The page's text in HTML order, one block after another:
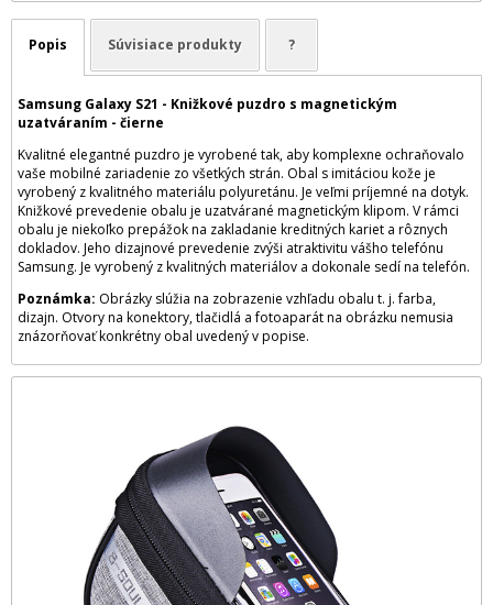
Popis Súvisiace produkty ?
Samsung Galaxy S21 - Knižkové puzdro s magnetickým
uzatváraním - čierne
Kvalitné elegantné puzdro je vyrobené tak, aby komplexne ochraňovalo
vaše mobilné zariadenie zo všetkých strán. Obal s imitáciou kože je
vyrobený z kvalitného materiálu polyuretánu. Je veľmi príjemné na dotyk.
Knižkové prevedenie obalu je uzatvárané magnetickým klipom. V rámci
obalu je niekoľko prepážok na zakladanie kreditných kariet a rôznych
dokladov. Jeho dizajnové prevedenie zvýši atraktivitu vášho telefónu
Samsung. Je vyrobený z kvalitných materiálov a dokonale sedí na telefón.
Poznámka: Obrázky slúžia na zobrazenie vzhľadu obalu t. j. farba,
dizajn. Otvory na konektory, tlačidlá a fotoaparát na obrázku nemusia
znázorňovať konkrétny obal uvedený v popise.